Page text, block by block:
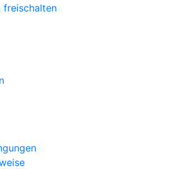
freischalten